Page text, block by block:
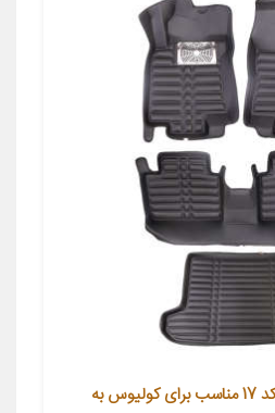
کفپوش سه بعدی خودرو کد 17 مناسب برای کولیوس به